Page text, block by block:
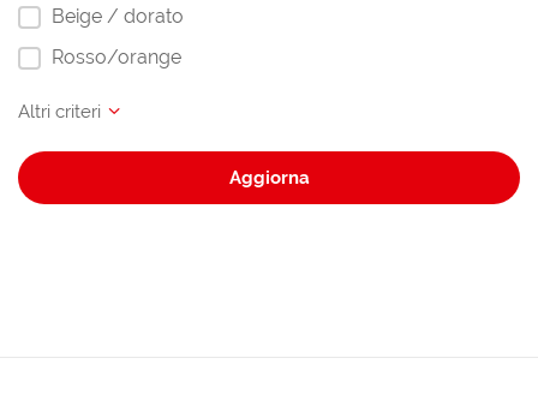
Beige / dorato
Rosso/orange
Aggiorna